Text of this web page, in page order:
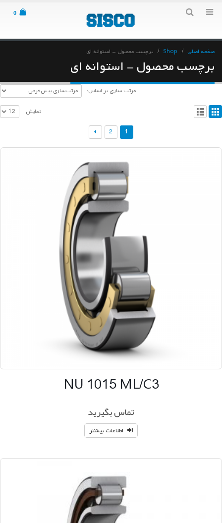
0
صفحه اصلی Shop برچسب محصول - استوانه ای
برچسب محصول - استوانه ای
مرتب سازی بر اساس:
نمایش:
1
2
NU 1015 ML/C3
تماس بگیرید
اطلاعات بیشتر